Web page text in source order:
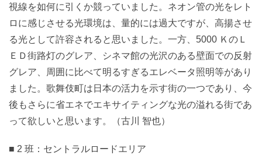
視線を如何に引くか競っていました。ネオン管の光をレト
ロに感じさせる光環境は、量的には過大ですが、高揚させ
る光として許容されると思いました。一方、5000 ＫのＬ
ＥＤ街路灯のグレア、シネマ館の光沢のある壁面での反射
グレア、周囲に比べて明るすぎるエレベータ照明等があり
ました。歌舞伎町は日本の活力を示す街の一つであり、今
後もさらに省エネでエキサイティングな光の溢れる街であ
って欲しいと思います。（古川 智也）
■ 2 班：セントラルロードエリア